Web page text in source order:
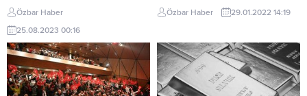
sağlamak amacıyla hayata
geçirdiği Yeniden Kullanım Pazarı,
27 Ağustos’ta belediye
bahçesinde açılıyor. Türkiye’de
hızla artan enflasyon nedeniyle
vatandaşın alım gücünün düşmesi
ve tekstil endüstrisinin çevreye
Özbar Haber
25.08.2023 00:16
Maltepe Belediyesi’nin Prof. Dr.
Türkan Saylan Kültür Merkezi’nde
çocuklar için düzenlediği
‘Sömestir 2022 Çocuk Tiyatroları
Şenliği’ 5. gününde Mavi
Kumpanya sahne aldı. Ece
Özbar Haber 29.01.2022 14:19